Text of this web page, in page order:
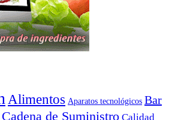
Alimentos Aparatos tecnológicos Bar
Cadena de Suministro Calidad